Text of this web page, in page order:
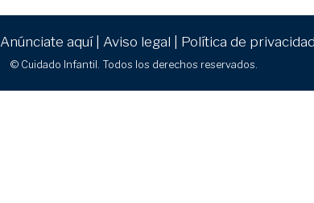
Anúnciate aquí| Aviso legal Política de privacidad
© Cuidado Infantil. Todos los derechos reservados.